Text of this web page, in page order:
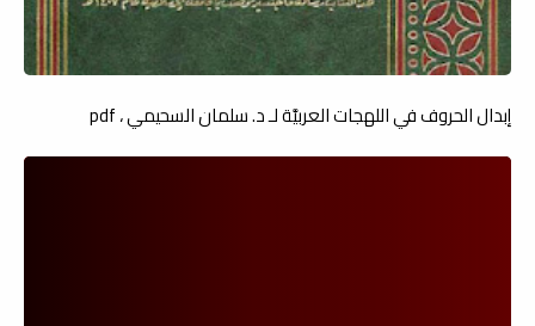
إبدال الحروف في اللهجات العربيَّة لـ د. سلمان السحيمي ، pdf